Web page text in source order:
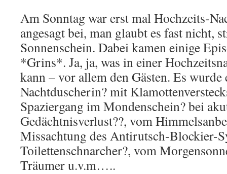
Am Sonntag war erst mal Hochzeits-
angesagt bei, man glaubt es fast nicht,
Sonnenschein. Dabei kamen einige
*Grins*. Ja, ja, was in einer
kann – vor allem den Gästen. Es
Nachtduscherin? mit
Spaziergang im Mondenschein? bei
Gedächtnisverlust??, vom
Missachtung des Antirutsch-Blockier-
Toilettenschnarcher?, vom
Träumer u.v.m…..